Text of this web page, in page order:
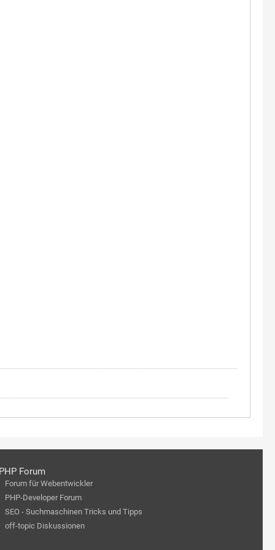
Forum
Forum für Webentwickler
PHP-Developer Forum
SEO - Suchmaschinen Tricks und Tipps
off-topic Diskussionen